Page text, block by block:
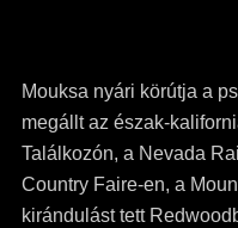
Mouksa nyári körútja a
megállt az észak-
Találkozón, a Nevada
Country Faire-en, a
kirándulást tett